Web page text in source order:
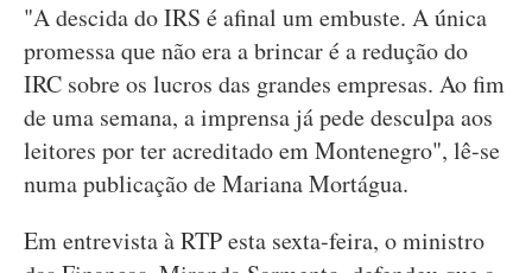
"A descida do IRS é afinal um embuste. A única
promessa que não era a brincar é a redução do
IRC sobre os lucros das grandes empresas. Ao fim
de uma semana, a imprensa já pede desculpa aos
leitores por ter acreditado em Montenegro", lê-se
numa publicação de Mariana Mortágua.
Em entrevista à RTP esta sexta-feira, o ministro